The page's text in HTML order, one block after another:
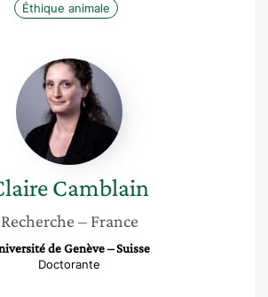
Éthique animale
Claire
Camblain
Camblain
Recherche – France
de Genève – Suisse
Doctorante